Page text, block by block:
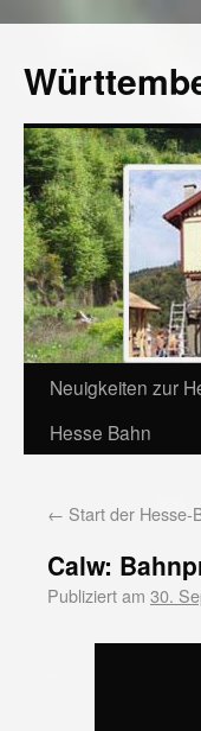
Neuigkeiten zur
Hesse Bahn
← Start der Hesse-
Calw:
Publiziert am 30.